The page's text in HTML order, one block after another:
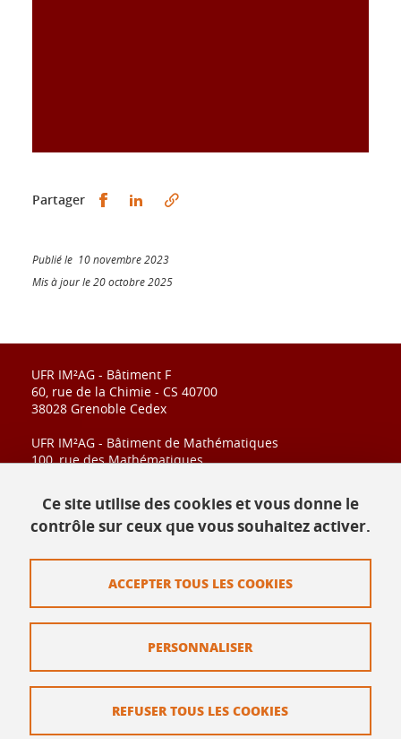
Partager Partager sur Facebook
Partager sur LinkedIn
Publié le 10 novembre 2023
Mis à jour le 20 octobre 2025
UFR IM²AG - Bâtiment F
60, rue de la Chimie - CS 40700
38028 Grenoble Cedex
UFR IM²AG - Bâtiment de Mathématiques
100, rue des Mathématiques
Contact
Mentions légales
Politique des Cookies
Ce site utilise des cookies et vous donne le
contrôle sur ceux que vous souhaitez activer.
ACCEPTER TOUS LES COOKIES
REFUSER TOUS LES COOKIES
PERSONNALISER